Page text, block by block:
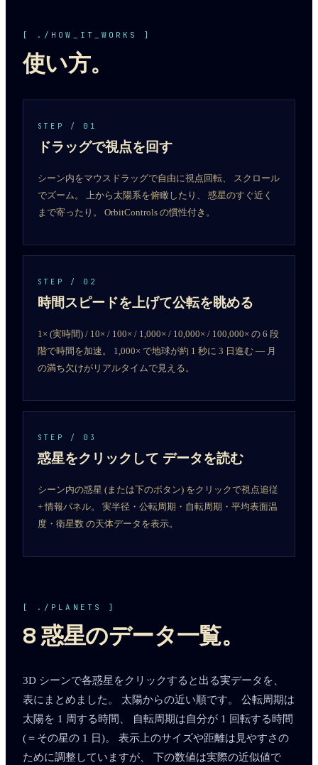
[ ./HOW_IT_WORKS ]
使い方。
STEP / 01
ドラッグで視点を回す
シーン内をマウスドラッグで自由に視点回転、 スクロール
でズーム。 上から太陽系を俯瞰したり、 惑星のすぐ近く
まで寄ったり。 OrbitControls の慣性付き。
STEP / 02
時間スピードを上げて公転を眺める
1× (実時間) / 10× / 100× / 1,000× / 10,000× / 100,000× の 6 段
階で時間を加速。 1,000× で地球が約 1 秒に 3 日進む — 月
の満ち欠けがリアルタイムで見える。
STEP / 03
惑星をクリックして データを読む
シーン内の惑星 (または下のボタン) をクリックで視点追従
+ 情報パネル。 実半径・公転周期・自転周期・平均表面温
度・衛星数 の天体データを表示。
[ ./PLANETS ]
8 惑星のデータ一覧。
3D シーンで各惑星をクリックすると出る実データを、
表にまとめました。 太陽からの近い順です。 公転周期は
太陽を 1 周する時間、 自転周期は自分が 1 回転する時間
(＝その星の 1 日)。 表示上のサイズや距離は見やすさの
ために調整していますが、 下の数値は実際の近似値で